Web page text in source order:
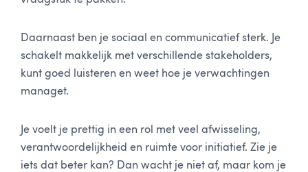
Daarnaast ben je sociaal en communicatief sterk. Je
schakelt makkelijk met verschillende stakeholders,
kunt goed luisteren en weet hoe je verwachtingen
managet.
Je voelt je prettig in een rol met veel afwisseling,
verantwoordelijkheid en ruimte voor initiatief. Zie je
iets dat beter kan? Dan wacht je niet af, maar kom je